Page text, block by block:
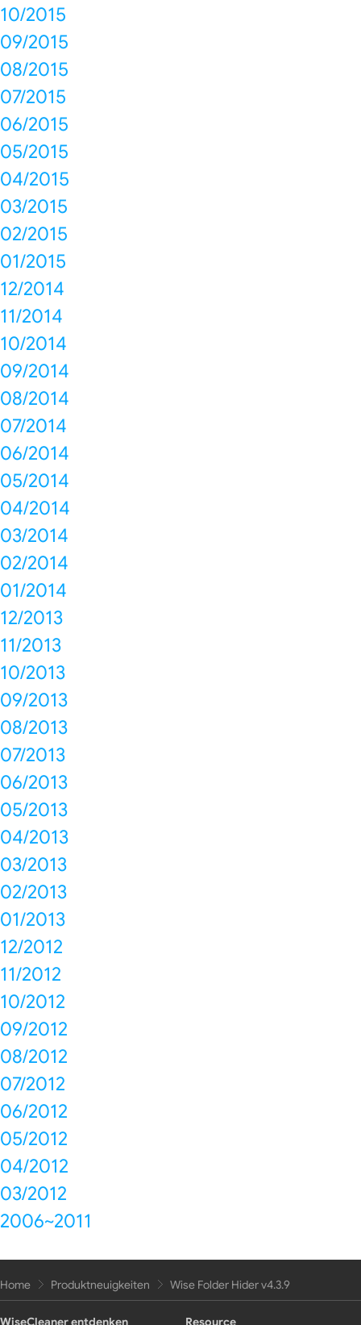
10/2015
09/2015
08/2015
07/2015
06/2015
05/2015
04/2015
03/2015
02/2015
01/2015
12/2014
11/2014
10/2014
09/2014
08/2014
07/2014
06/2014
05/2014
04/2014
03/2014
02/2014
01/2014
12/2013
11/2013
10/2013
09/2013
08/2013
07/2013
06/2013
05/2013
04/2013
03/2013
02/2013
01/2013
12/2012
11/2012
10/2012
09/2012
08/2012
07/2012
06/2012
05/2012
04/2012
03/2012
2006~2011
Home Produktneuigkeiten Wise Folder Hider v4.3.9
WiseCleaner entdenken Resource